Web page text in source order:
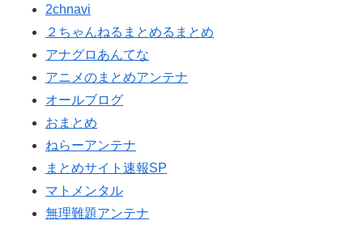
2chnavi
２ちゃんねるまとめるまとめ
アナグロあんてな
アニメのまとめアンテナ
オールブログ
おまとめ
ねらーアンテナ
まとめサイト速報SP
マトメンタル
無理難題アンテナ